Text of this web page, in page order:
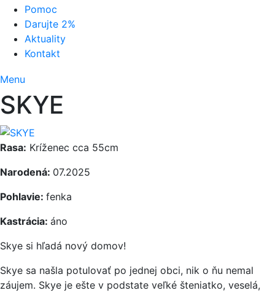
Pomoc
Darujte 2%
Aktuality
Kontakt
Menu
SKYE
Rasa: Kríženec cca 55cm
Narodená: 07.2025
Pohlavie: fenka
Kastrácia: áno
Skye si hľadá nový domov!
Skye sa našla potulovať po jednej obci, nik o ňu nemal
záujem. Skye je ešte v podstate veľké šteniatko, veselá,